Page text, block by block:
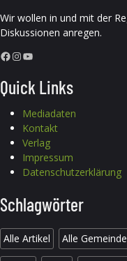
Wir wollen in und mit der
Diskussionen anregen.
Facebook InstagramYouTube
Quick Links
Mediadaten
Kontakt
Verlag
Impressum
Datenschutzerklärung
Schlagwörter
Alle Artikel Alle